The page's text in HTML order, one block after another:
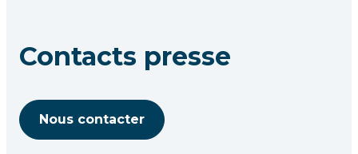
Contacts presse
Nous contacter